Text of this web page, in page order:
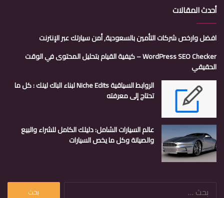
أحدث المقالات
افضل وارخص شركات التأمين بالسعودية, أمن سيارتك عبر الإنترنت
WordPress SEO Checker – كيفية القيام بتحليل المحتوى في الوقت
الحقيقي
الروابط السياقية Niche Edits لبناء الباك لينك : كل ما
تحتاج إلى معرفته
عالم السيارات الشامل: دليلك الكامل للشراء والبيع
والصيانة وكل ما يخص السيارات
البحث